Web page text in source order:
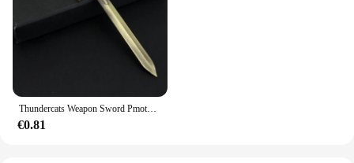
Thundercats Weapon Sword PmotKey Logo Keychains, JOMetal Discuting Mark, Key Rings, Men Movie Jewelry, Key Holder
€0.81